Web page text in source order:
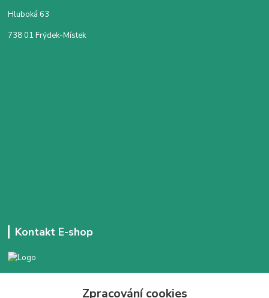
Hluboká 63
738 01 Frýdek-Místek
Kontakt E-shop
Denně 14:00 - 21:30 hodZpracování cookies